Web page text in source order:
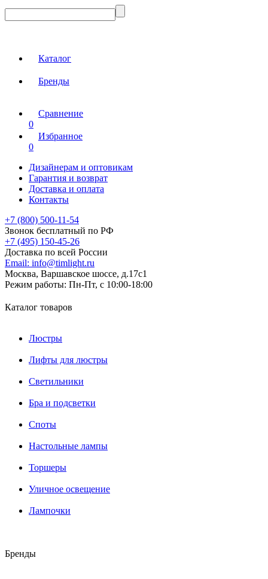
Каталог
Бренды
Сравнение
0
Избранное
0
Дизайнерам и оптовикам
Гарантия и возврат
Доставка и оплата
Контакты
+7 (800) 500-11-54
Звонок бесплатный по РФ
+7 (495) 150-45-26
Доставка по всей России
Email: info@timlight.ru
Москва, Варшавское шоссе, д.17c1
Режим работы: Пн-Пт, с 10:00-18:00
Каталог товаров
Люстры
Лифты для люстры
Светильники
Бра и подсветки
Споты
Настольные лампы
Торшеры
Уличное освещение
Лампочки
Бренды